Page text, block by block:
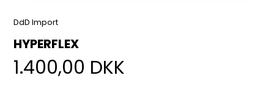
DdD Import
HYPERFLEX
1.400,00 DKK